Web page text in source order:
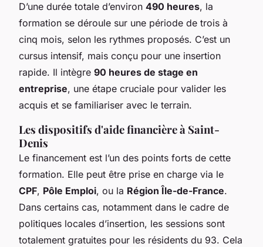
D’une durée totale d’environ 490 heures, la
formation se déroule sur une période de trois à
cinq mois, selon les rythmes proposés. C’est un
cursus intensif, mais conçu pour une insertion
rapide. Il intègre 90 heures de stage en
entreprise, une étape cruciale pour valider les
acquis et se familiariser avec le terrain.
Les dispositifs d'aide financière à Saint-
Denis
Le financement est l’un des points forts de cette
formation. Elle peut être prise en charge via le
CPF, Pôle Emploi, ou la Région Île-de-France.
Dans certains cas, notamment dans le cadre de
politiques locales d’insertion, les sessions sont
totalement gratuites pour les résidents du 93. Cela